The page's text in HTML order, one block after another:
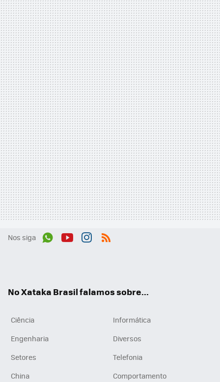
Nos siga
No Xataka Brasil falamos sobre...
Ciência
Informática
Engenharia
Diversos
Setores
Telefonia
China
Comportamento